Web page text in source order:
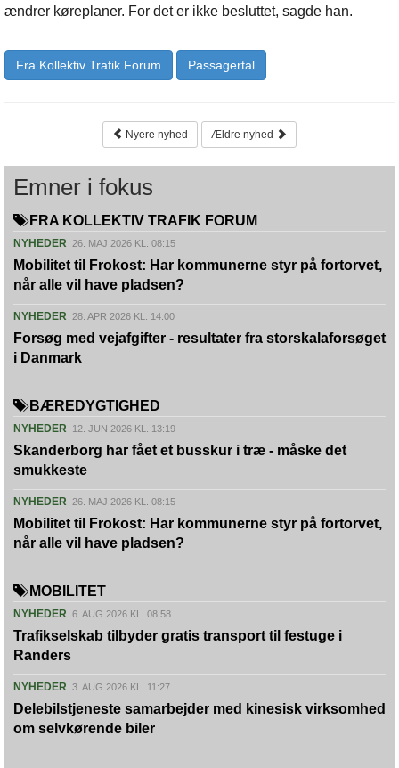
ændrer køreplaner. For det er ikke besluttet, sagde han.
Fra Kollektiv Trafik Forum Passagertal
Nyere nyhed Ældre nyhed
Emner i fokus
FRA KOLLEKTIV TRAFIK FORUM
NYHEDER 26. MAJ 2026 KL. 08:15
Mobilitet til Frokost: Har kommunerne styr på fortorvet,
når alle vil have pladsen?
NYHEDER 28. APR 2026 KL. 14:00
Forsøg med vejafgifter - resultater fra storskalaforsøget
i Danmark
BÆREDYGTIGHED
NYHEDER 12. JUN 2026 KL. 13:19
Skanderborg har fået et busskur i træ - måske det
smukkeste
NYHEDER 26. MAJ 2026 KL. 08:15
Mobilitet til Frokost: Har kommunerne styr på fortorvet,
når alle vil have pladsen?
MOBILITET
NYHEDER 6. AUG 2026 KL. 08:58
Trafikselskab tilbyder gratis transport til festuge i
Randers
NYHEDER 3. AUG 2026 KL. 11:27
Delebilstjeneste samarbejder med kinesisk virksomhed
om selvkørende biler